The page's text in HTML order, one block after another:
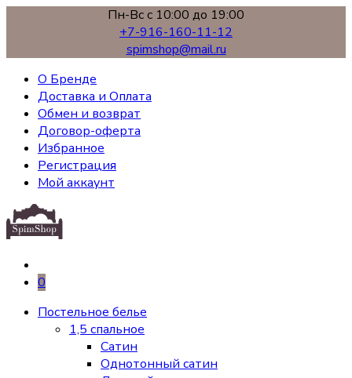
Пн-Вс с 10:00 до 19:00
+7-916-160-11-12
spimshop@mail.ru
О Бренде
Доставка и Оплата
Обмен и возврат
Договор-оферта
Избранное
Регистрация
Мой аккаунт
0
Постельное белье
1,5 спальное
Сатин
Однотонный сатин